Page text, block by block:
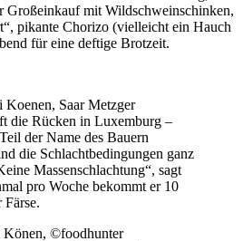
Großeinkauf mit Wildschweinschinken,
pikante Chorizo (vielleicht ein Hauch
für eine deftige Brotzeit.
die Rücken in Luxemburg –
der Name des Bauern
die Schlachtbedingungen ganz
Massenschlachtung“, sagt
pro Woche bekommt er 10